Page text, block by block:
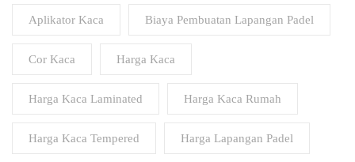
Aplikator Kaca Biaya Pembuatan Lapangan Padel
Cor Kaca Harga Kaca
Harga Kaca Laminated Harga Kaca Rumah
Harga Kaca Tempered Harga Lapangan Padel